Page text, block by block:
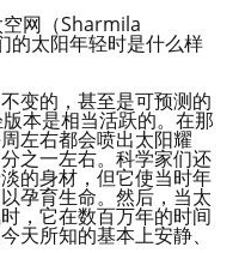
空网（Sharmila
太阳年轻时是什么样
变的，甚至是可预测的
本是相当活跃的。在那
左右都会喷出太阳耀
之一左右。科学家们还
的身材，但它使当时年
孕育生命。然后，当太
，它在数百万年的时间
天所知的基本上安静、